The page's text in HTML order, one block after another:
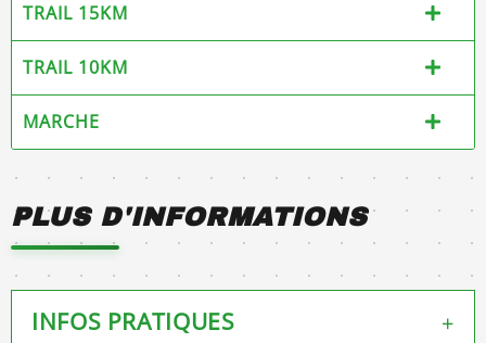
TRAIL 15KM
TRAIL 10KM
MARCHE
PLUS D'INFORMATIONS
INFOS PRATIQUES +